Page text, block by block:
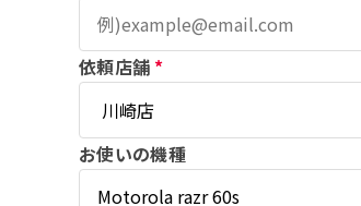
依頼店舗 *
お使いの機種